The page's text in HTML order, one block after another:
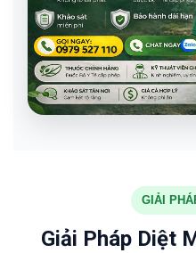
GIẢI
Giải Pháp Diệt